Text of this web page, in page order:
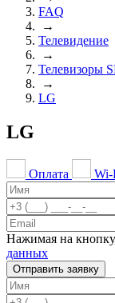
FAQ
→
Телевидение
→
Телевизоры
→
LG
LG
Оплата Wi-
Нажимая на
данных
Отправить заявку